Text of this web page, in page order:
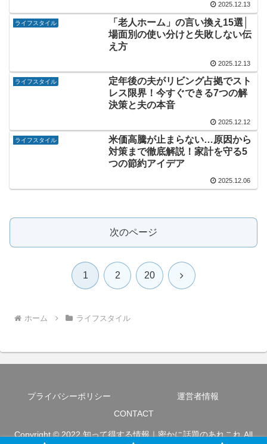
2025.12.13
ライフスタイル
「老人ホーム」の言い換え15選│
場面別の使い分けと失敗しない伝
え方
2025.12.13
ライフスタイル
定年後の夫がリビング占拠でスト
レス限界！今すぐできる7つの解
決策と夫の本音
2025.12.12
ライフスタイル
米価高騰が止まらない…原因から
対策まで徹底解説！家計を守る5
つの節約アイデア
2025.12.06
次のページ
1 2 20 次
ホーム ライフスタイル
プライバシーポリシー
運営者情報
CONTACT
Copyright © 2022 知って得する情報｜密かに話題のあれこれ All